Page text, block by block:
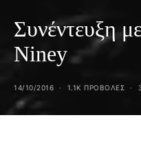
Συνέντευξη
Niney
14/10/2016 1.1K ΠΡΟΒΟΛΕΣ